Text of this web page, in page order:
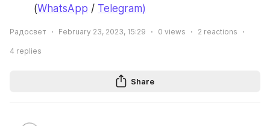
(WhatsApp / Telegram)
Радосвет February 23, 2023, 15:29 0 views 2 reactions
4 replies
Share